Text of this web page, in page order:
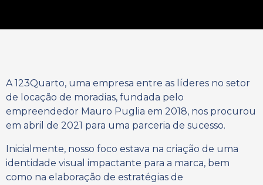
A 123Quarto, uma empresa entre as líderes no setor
de locação de moradias, fundada pelo
empreendedor Mauro Puglia em 2018, nos procurou
em abril de 2021 para uma parceria de sucesso.
Inicialmente, nosso foco estava na criação de uma
identidade visual impactante para a marca, bem
como na elaboração de estratégias de